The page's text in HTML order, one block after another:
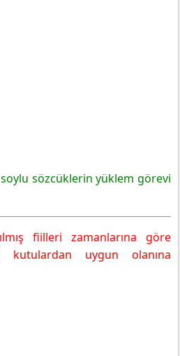
sözcüklerin yüklem görevi
fiilleri zamanlarına göre
kutulardan uygun olanına